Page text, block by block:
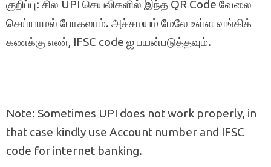
குறிப்பு: சில UPI செயலிகளில் இந்த QR Code வேலை
செய்யாமல் போகலாம். அச்சமயம் மேலே உள்ள வங்கிக்
கணக்கு எண், IFSC code ஐ பயன்படுத்தவும்.
Note: Sometimes UPI does not work properly, in
that case kindly use Account number and IFSC
code for internet banking.